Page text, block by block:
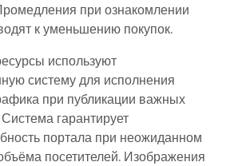
при ознакомлении
к уменьшению покупок.
используют
систему для исполнения
при публикации важных
гарантирует
портала при неожиданном
посетителей. Изображения